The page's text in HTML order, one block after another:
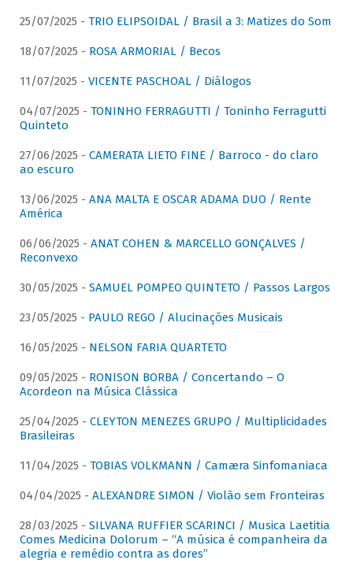
25/07/2025 - TRIO ELIPSOIDAL / Brasil a 3: Matizes do Som
18/07/2025 - ROSA ARMORIAL / Becos
11/07/2025 - VICENTE PASCHOAL / Diálogos
04/07/2025 - TONINHO FERRAGUTTI / Toninho Ferragutti
Quinteto
27/06/2025 - CAMERATA LIETO FINE / Barroco - do claro
ao escuro
13/06/2025 - ANA MALTA E OSCAR ADAMA DUO / Rente
América
06/06/2025 - ANAT COHEN & MARCELLO GONÇALVES /
Reconvexo
30/05/2025 - SAMUEL POMPEO QUINTETO / Passos Largos
23/05/2025 - PAULO REGO / Alucinações Musicais
16/05/2025 - NELSON FARIA QUARTETO
09/05/2025 - RONISON BORBA / Concertando – O
Acordeon na Música Clássica
25/04/2025 - CLEYTON MENEZES GRUPO / Multiplicidades
Brasileiras
11/04/2025 - TOBIAS VOLKMANN / Camæra Sinfomaniaca
04/04/2025 - ALEXANDRE SIMON / Violão sem Fronteiras
28/03/2025 - SILVANA RUFFIER SCARINCI / Musica Laetitia
Comes Medicina Dolorum – “A música é companheira da
alegria e remédio contra as dores”